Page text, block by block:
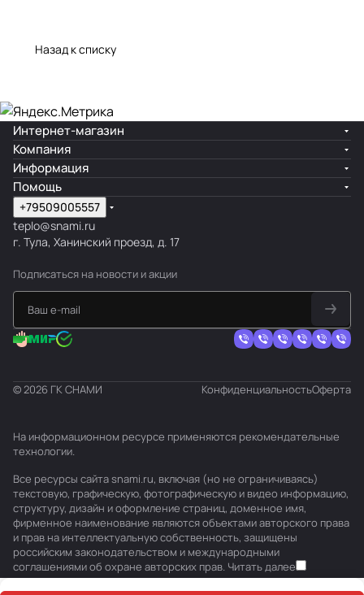
Назад к списку
Интернет-магазин
Компания
Информация
Помощь
+79509005557
teplo@snami.ru
г. Тула, Ханинский проезд, д. 17
Подписаться на новости и акции
© 2026 ГК СНАМИ КонфиденциальностьОферта
На информационном ресурсе применяются рекомендательные
технологии.
Все ресурсы сайта snami.ru, включая (но не ограничиваясь)
текстовую, графическую, фотографическую и видео информацию,
структуру, дизайн и оформление страниц, доменное имя,
фирменное наименование являются объектами авторского права
и прав на интеллектуальную собственность, защищены
российским законодательством и международными
соглашениями об охране авторских прав. Читать далее